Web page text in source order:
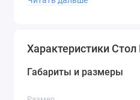
функциональности
материалам
Стол Boston 1,0 станет
Характеристики Стол
Габариты и размеры